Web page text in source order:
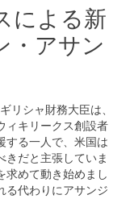
による新
・アサン
リシャ財務大臣は、
ィキリークス創設者
する一人で、米国は
きだと主張していま
求めて動き始めまし
る代わりにアサンジ